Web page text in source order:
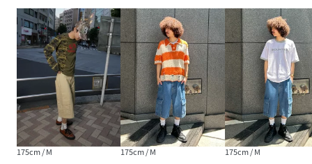
品番
KU4572_24031316002210
24031316002210-027-803 KU4572 )
175cm / M 175cm / M 175cm / M